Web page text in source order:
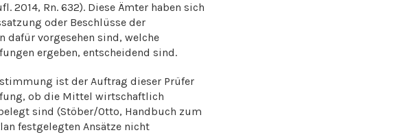
2014, Rn. 632). Diese Ämter haben sich
oder Beschlüsse der
dafür vorgesehen sind, welche
ergeben, entscheidend sind.
ist der Auftrag dieser Prüfer
ob die Mittel wirtschaftlich
sind (Stöber/Otto, Handbuch zum
festgelegten Ansätze nicht